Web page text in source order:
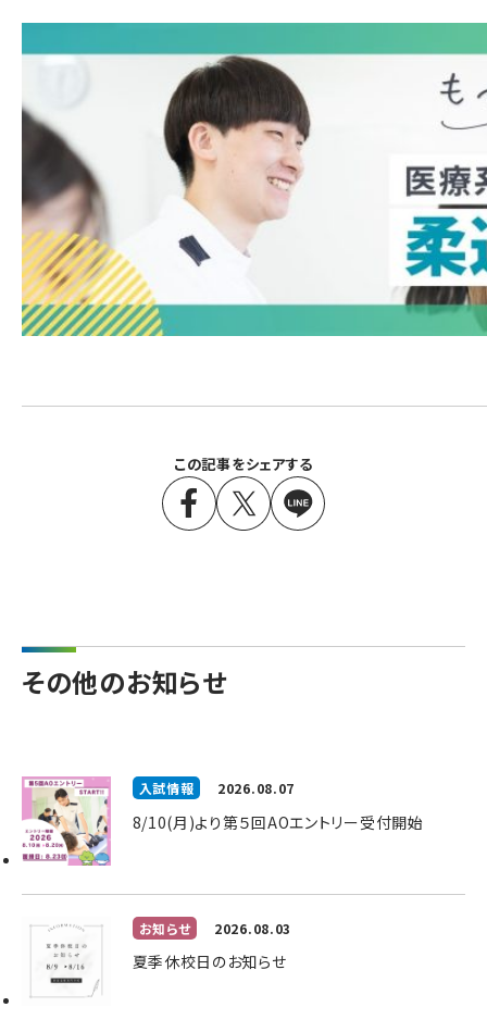
この記事をシェアする
その他のお知らせ
入試情報 2026.08.07
8/10(月)より第５回AOエントリー受付開始
お知らせ 2026.08.03
夏季休校日のお知らせ